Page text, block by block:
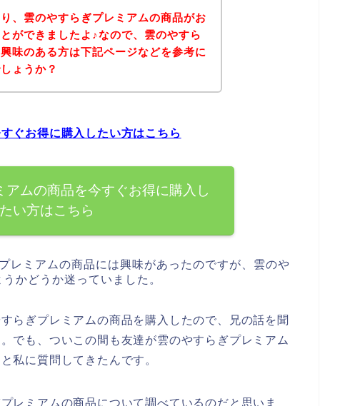
、雲のやすらぎプレミアムの商品がお
ができましたよ♪なので、雲のやすら
味のある方は下記ページなどを参考に
ょうか？
ぐお得に購入したい方はこちら
アムの商品を今すぐお得に購入し
たい方はこちら
レミアムの商品には興味があったのですが、雲のや
かどうか迷っていました。
らぎプレミアムの商品を購入したので、兄の話を聞
でも、ついこの間も友達が雲のやすらぎプレミアム
私に質問してきたんです。
レミアムの商品について調べているのだと思いま